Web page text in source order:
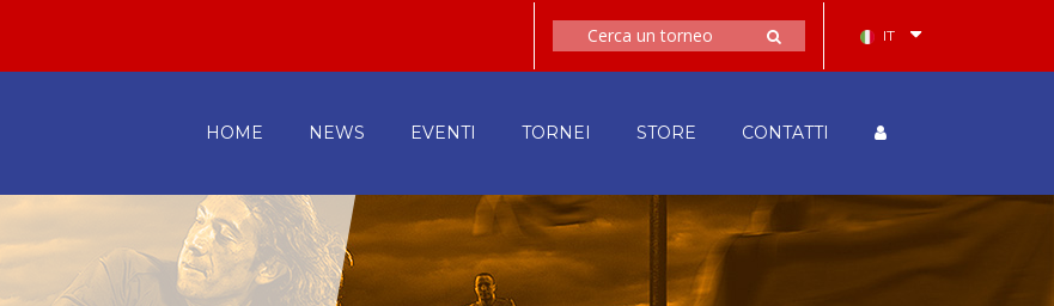
IT
HOME NEWS EVENTI TORNEI STORE CONTATTI